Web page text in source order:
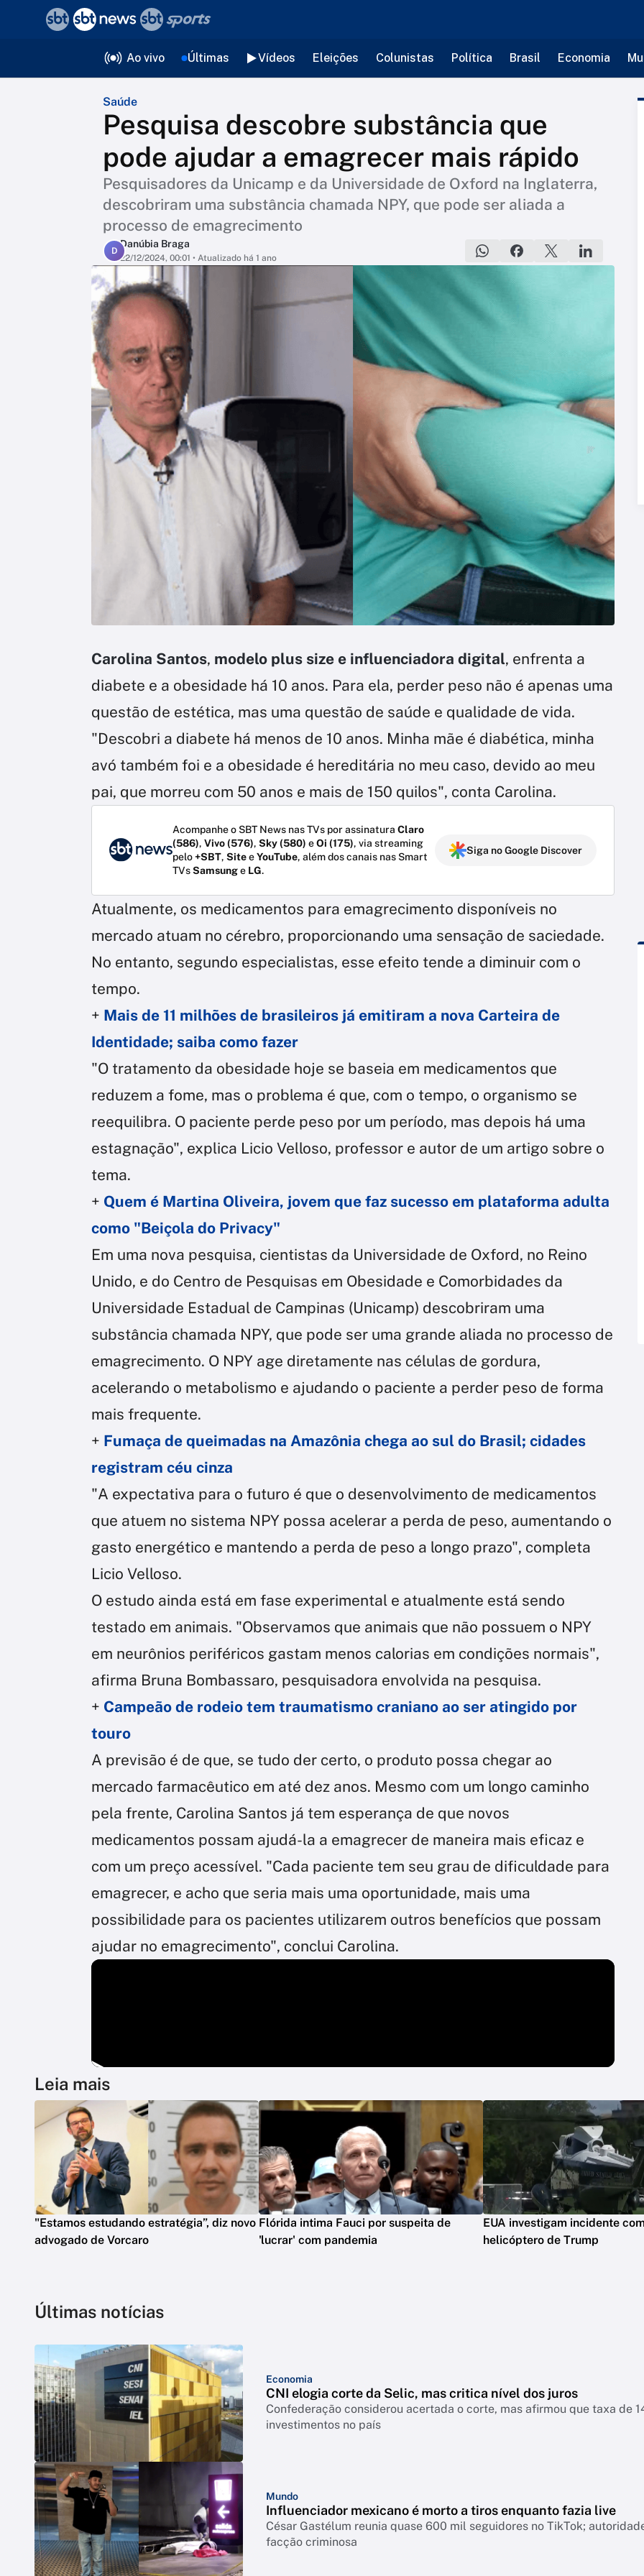
Ao vivo Últimas Vídeos Eleições Colunistas Política Brasil Economia
Saúde
Pesquisa descobre substância que
pode ajudar a emagrecer mais rápido
Pesquisadores da Unicamp e da Universidade de Oxford na Inglaterra,
descobriram uma substância chamada NPY, que pode ser aliada a
processo de emagrecimento
D
Danúbia Braga
22/12/2024, 00:01 • Atualizado há 1 ano
Carolina Santos, modelo plus size e influenciadora digital, enfrenta a
diabete e a obesidade há 10 anos. Para ela, perder peso não é apenas uma
questão de estética, mas uma questão de saúde e qualidade de vida.
"Descobri a diabete há menos de 10 anos. Minha mãe é diabética, minha
avó também foi e a obesidade é hereditária no meu caso, devido ao meu
pai, que morreu com 50 anos e mais de 150 quilos", conta Carolina.
Acompanhe o SBT News nas TVs por assinatura Claro
(586), Vivo (576), Sky (580) eOi (175), via streaming
pelo+SBT, SiteeYouTube, além dos canais nas Smart
TVsSamsunge LG.
Siga no Google Discover
Atualmente, os medicamentos para emagrecimento disponíveis no
mercado atuam no cérebro, proporcionando uma sensação de saciedade.
No entanto, segundo especialistas, esse efeito tende a diminuir com o
tempo.
+ Mais de 11 milhões de brasileiros já emitiram a nova Carteira de
Identidade; saiba como fazer
"O tratamento da obesidade hoje se baseia em medicamentos que
reduzem a fome, mas o problema é que, com o tempo, o organismo se
reequilibra. O paciente perde peso por um período, mas depois há uma
estagnação", explica Licio Velloso, professor e autor de um artigo sobre o
tema.
+ Quem é Martina Oliveira, jovem que faz sucesso em plataforma adulta
como "Beiçola do Privacy"
Em uma nova pesquisa, cientistas da Universidade de Oxford, no Reino
Unido, e do Centro de Pesquisas em Obesidade e Comorbidades da
Universidade Estadual de Campinas (Unicamp) descobriram uma
substância chamada NPY, que pode ser uma grande aliada no processo de
emagrecimento. O NPY age diretamente nas células de gordura,
acelerando o metabolismo e ajudando o paciente a perder peso de forma
mais frequente.
+ Fumaça de queimadas na Amazônia chega ao sul do Brasil; cidades
registram céu cinza
"A expectativa para o futuro é que o desenvolvimento de medicamentos
que atuem no sistema NPY possa acelerar a perda de peso, aumentando o
gasto energético e mantendo a perda de peso a longo prazo", completa
Licio Velloso.
O estudo ainda está em fase experimental e atualmente está sendo
testado em animais. "Observamos que animais que não possuem o NPY
em neurônios periféricos gastam menos calorias em condições normais",
afirma Bruna Bombassaro, pesquisadora envolvida na pesquisa.
+ Campeão de rodeio tem traumatismo craniano ao ser atingido por
touro
A previsão é de que, se tudo der certo, o produto possa chegar ao
mercado farmacêutico em até dez anos. Mesmo com um longo caminho
pela frente, Carolina Santos já tem esperança de que novos
medicamentos possam ajudá-la a emagrecer de maneira mais eficaz e
com um preço acessível. "Cada paciente tem seu grau de dificuldade para
emagrecer, e acho que seria mais uma oportunidade, mais uma
possibilidade para os pacientes utilizarem outros benefícios que possam
ajudar no emagrecimento", conclui Carolina.
Leia mais
"Estamos estudando estratégia”, diz novo
advogado de Vorcaro
Flórida intima Fauci por suspeita de
'lucrar' com pandemia
EUA investigam incidente
helicóptero de Trump
Últimas notícias
Economia
CNI elogia corte da Selic, mas critica nível dos juros
Confederação considerou acertada o corte, mas afirmou que taxa de 14% continua pressionando empresas,
investimentos no país
Mundo
Influenciador mexicano é morto a tiros enquanto fazia live
César Gastélum reunia quase 600 mil seguidores no TikTok;
facção criminosa
voltar
Editorias